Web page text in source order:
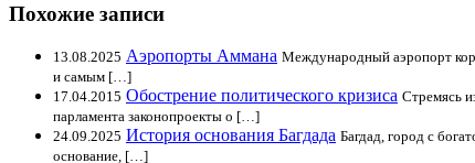
Похожие записи
13.08.2025 Аэропорты Аммана Международный аэропорт
и самым […]
17.04.2015 Обострение политического кризиса Стремясь
парламента законопроекты о […]
24.09.2025 История основания Багдада Багдад, город с
основание, […]